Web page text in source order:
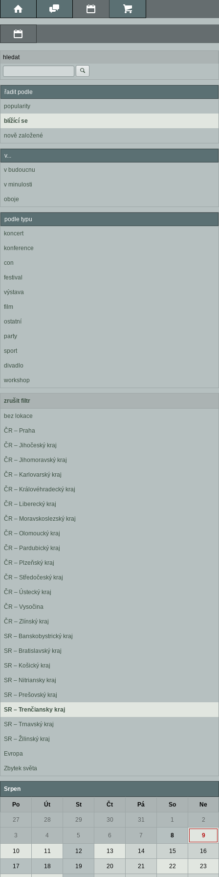
hledat
řadit podle
popularity
blížící se
nově založené
v...
v budoucnu
v minulosti
oboje
podle typu
koncert
konference
con
festival
výstava
film
ostatní
party
sport
divadlo
workshop
zrušit filtr
bez lokace
ČR – Praha
ČR – Jihočeský kraj
ČR – Jihomoravský kraj
ČR – Karlovarský kraj
ČR – Královéhradecký kraj
ČR – Liberecký kraj
ČR – Moravskoslezský kraj
ČR – Olomoucký kraj
ČR – Pardubický kraj
ČR – Plzeňský kraj
ČR – Středočeský kraj
ČR – Ústecký kraj
ČR – Vysočina
ČR – Zlínský kraj
SR – Banskobystrický kraj
SR – Bratislavský kraj
SR – Košický kraj
SR – Nitriansky kraj
SR – Prešovský kraj
SR – Trenčiansky kraj
SR – Trnavský kraj
SR – Žilinský kraj
Evropa
Zbytek světa
Srpen
Po Út St Čt Pá So Ne
27 28 29 30 31 1 2
3 4 5 6 7 8 9
10 11 12 13 14 15 16
17 18 19 20 21 22 23